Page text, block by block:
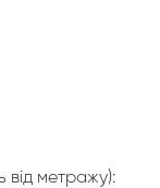
від метражу):